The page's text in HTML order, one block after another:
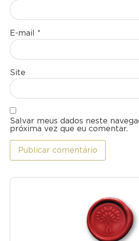
E-mail *
Site
Salvar meus dados neste
próxima vez que eu comentar.